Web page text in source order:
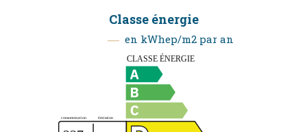
Classe énergie
en kWhep/m2 par an